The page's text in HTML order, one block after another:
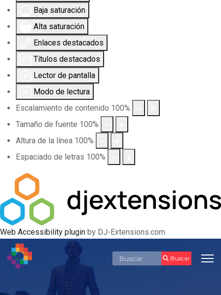
Baja saturación
Alta saturación
Enlaces destacados
Títulos destacados
Lector de pantalla
Modo de lectura
Escalamiento de contenido 100%
Tamaño de fuente 100%
Altura de la línea 100%
Espaciado de letras 100%
Web Accessibility plugin by DJ-Extensions.com
Buscar Buscar